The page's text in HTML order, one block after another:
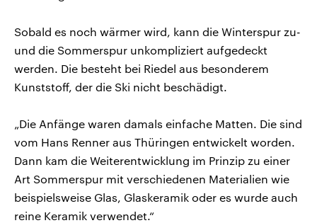
Sobald es noch wärmer wird, kann die Winterspur zu-
und die Sommerspur unkompliziert aufgedeckt
werden. Die besteht bei Riedel aus besonderem
Kunststoff, der die Ski nicht beschädigt.
„Die Anfänge waren damals einfache Matten. Die sind
vom Hans Renner aus Thüringen entwickelt worden.
Dann kam die Weiterentwicklung im Prinzip zu einer
Art Sommerspur mit verschiedenen Materialien wie
beispielsweise Glas, Glaskeramik oder es wurde auch
reine Keramik verwendet.“